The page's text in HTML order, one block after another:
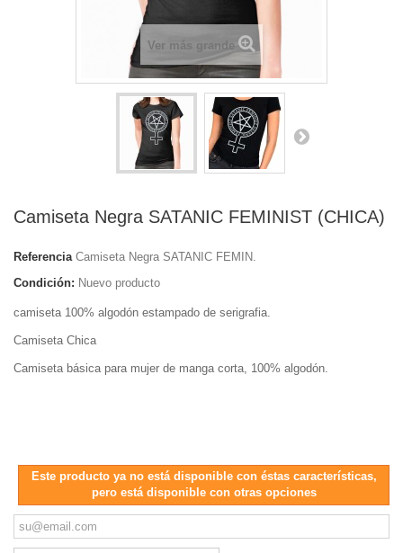
Ver más grande
Camiseta Negra SATANIC FEMINIST (CHICA)
Referencia Camiseta Negra SATANIC FEMIN.
Condición: Nuevo producto
camiseta 100% algodón estampado de serigrafia.
Camiseta Chica
Camiseta básica para mujer de manga corta, 100% algodón
Este producto ya no está disponible con éstas características,
pero está disponible con otras opciones